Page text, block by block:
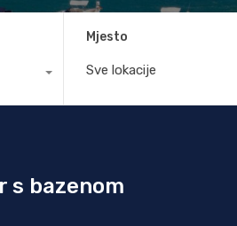
Mjesto
Sve lokacije
s bazenom